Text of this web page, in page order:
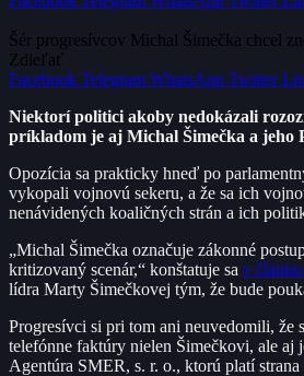
Šér progresívcov Michal Šimečka chcel
Zdieľať
Facebook Telegram WhatsApp Twitter
Niektorí politici akoby nedokázali
príkladom je aj Michal Šimečka a jeho
Opozícia sa prakticky hneď po
vykopali vojnovú sekeru, a že sa ich
nenávidených koaličných strán a ich
„Michal Šimečka označuje zákonné
kritizovaný scenár,“ konštatuje sa v článku
lídra Marty Šimečkovej tým, že bude
Progresívci si pri tom ani neuvedomili, že
telefónne faktúry nielen Šimečkovi, ale aj
Agentúra SMER, s. r. o., ktorú platí strana